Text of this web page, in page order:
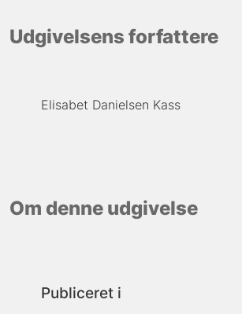
Udgivelsens forfattere
Elisabet Danielsen Kass
Om denne udgivelse
Publiceret i